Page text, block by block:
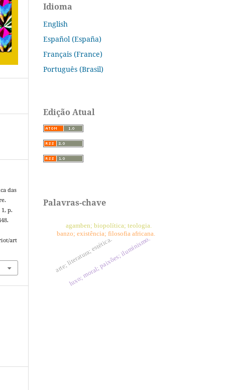
das
1, p.
art
Idioma
English
Español (España)
Français (France)
Português (Brasil)
Edição Atual
Palavras-chave
banzo; existência; filosofia africana.
arte; literatura; estética.
luxo; moral; paixões; iluminismo.
agamben; biopolítica; teologia.